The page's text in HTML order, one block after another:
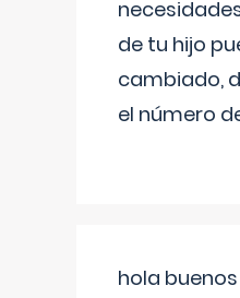
de tu hijo
cambiado,
el número
hola